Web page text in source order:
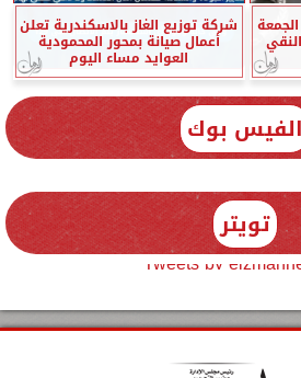
النقي
شركة توزيع الغاز بالاسكندرية تعلن
أعمال صيانة بمحور المحمودية
العوايد مساء اليوم
الفيس بوك
تويتر
Tweets by